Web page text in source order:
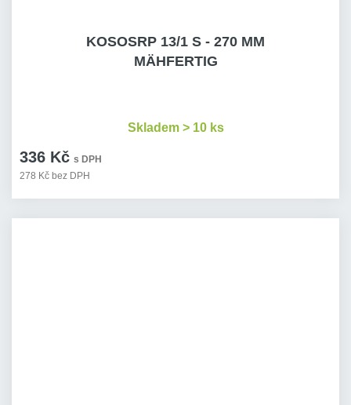
KOSOSRP 13/1 S - 270 MM
MÄHFERTIG
336 Kč s DPH
278 Kč bez DPH
Skladem > 10 ks